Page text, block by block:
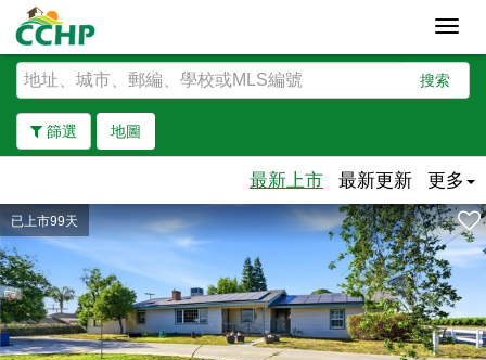
搜索
篩選 地圖
去除邊界
最新上市 最新更新 更多
已上市99天